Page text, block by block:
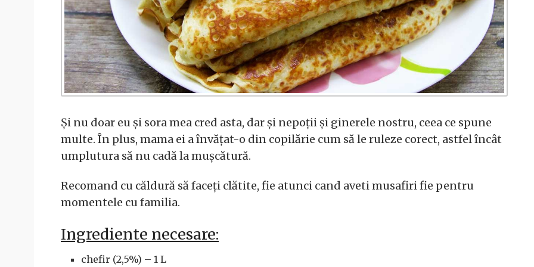
Și nu doar eu și sora mea cred asta, dar și nepoții și ginerele nostru, ceea ce spune
multe. În plus, mama ei a învățat-o din copilărie cum să le ruleze corect, astfel încât
umplutura să nu cadă la mușcătură.
Recomand cu căldură să faceți clătite, fie atunci cand aveti musafiri fie pentru
momentele cu familia.
Ingrediente necesare:
chefir (2,5%) – 1 L